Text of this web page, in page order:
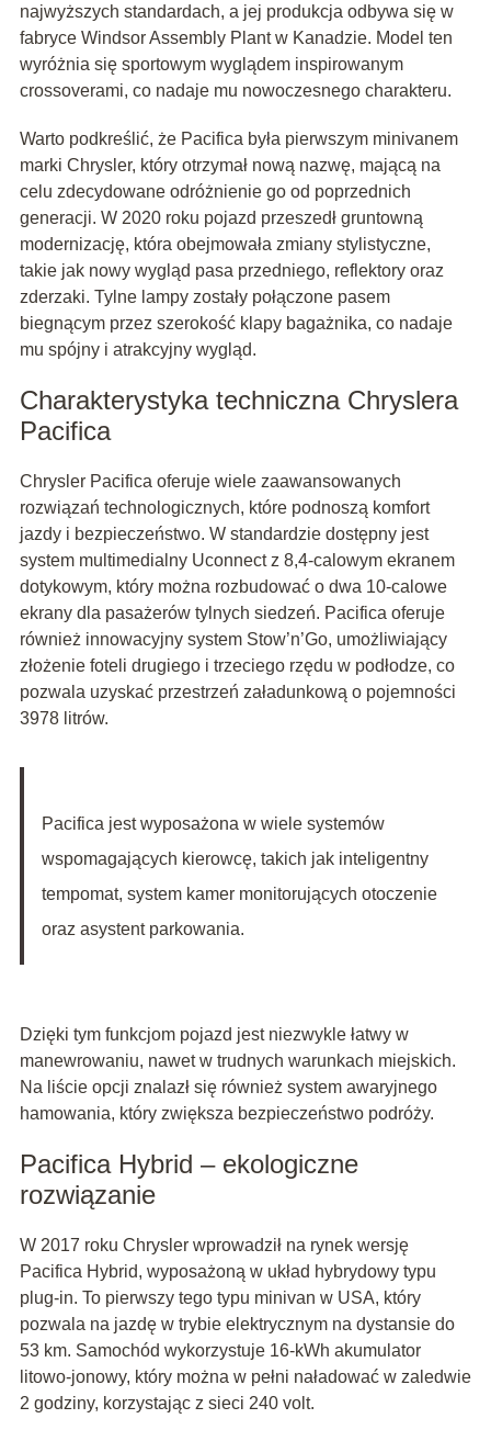
najwyższych standardach, a jej produkcja odbywa się w
fabryce Windsor Assembly Plant w Kanadzie. Model ten
wyróżnia się sportowym wyglądem inspirowanym
crossoverami, co nadaje mu nowoczesnego charakteru.
Warto podkreślić, że Pacifica była pierwszym minivanem
marki Chrysler, który otrzymał nową nazwę, mającą na
celu zdecydowane odróżnienie go od poprzednich
generacji. W 2020 roku pojazd przeszedł gruntowną
modernizację, która obejmowała zmiany stylistyczne,
takie jak nowy wygląd pasa przedniego, reflektory oraz
zderzaki. Tylne lampy zostały połączone pasem
biegnącym przez szerokość klapy bagażnika, co nadaje
mu spójny i atrakcyjny wygląd.
Charakterystyka techniczna Chryslera
Pacifica
Chrysler Pacifica oferuje wiele zaawansowanych
rozwiązań technologicznych, które podnoszą komfort
jazdy i bezpieczeństwo. W standardzie dostępny jest
system multimedialny Uconnect z 8,4-calowym ekranem
dotykowym, który można rozbudować o dwa 10-calowe
ekrany dla pasażerów tylnych siedzeń. Pacifica oferuje
również innowacyjny system Stow’n’Go, umożliwiający
złożenie foteli drugiego i trzeciego rzędu w podłodze, co
pozwala uzyskać przestrzeń załadunkową o pojemności
3978 litrów.
Pacifica jest wyposażona w wiele systemów
wspomagających kierowcę, takich jak inteligentny
tempomat, system kamer monitorujących otoczenie
oraz asystent parkowania.
Dzięki tym funkcjom pojazd jest niezwykle łatwy w
manewrowaniu, nawet w trudnych warunkach miejskich.
Na liście opcji znalazł się również system awaryjnego
hamowania, który zwiększa bezpieczeństwo podróży.
Pacifica Hybrid – ekologiczne
rozwiązanie
W 2017 roku Chrysler wprowadził na rynek wersję
Pacifica Hybrid, wyposażoną w układ hybrydowy typu
plug-in. To pierwszy tego typu minivan w USA, który
pozwala na jazdę w trybie elektrycznym na dystansie do
53 km. Samochód wykorzystuje 16-kWh akumulator
litowo-jonowy, który można w pełni naładować w zaledwie
2 godziny, korzystając z sieci 240 volt.